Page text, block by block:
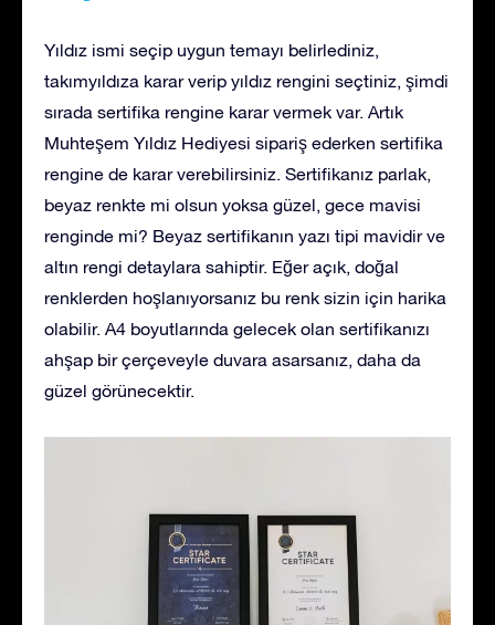
Yıldız ismi seçip uygun temayı belirlediniz,
takımyıldıza karar verip yıldız rengini seçtiniz, şimdi
sırada sertifika rengine karar vermek var. Artık
Muhteşem Yıldız Hediyesi sipariş ederken sertifika
rengine de karar verebilirsiniz. Sertifikanız parlak,
beyaz renkte mi olsun yoksa güzel, gece mavisi
renginde mi? Beyaz sertifikanın yazı tipi mavidir ve
altın rengi detaylara sahiptir. Eğer açık, doğal
renklerden hoşlanıyorsanız bu renk sizin için harika
olabilir. A4 boyutlarında gelecek olan sertifikanızı
ahşap bir çerçeveyle duvara asarsanız, daha da
güzel görünecektir.